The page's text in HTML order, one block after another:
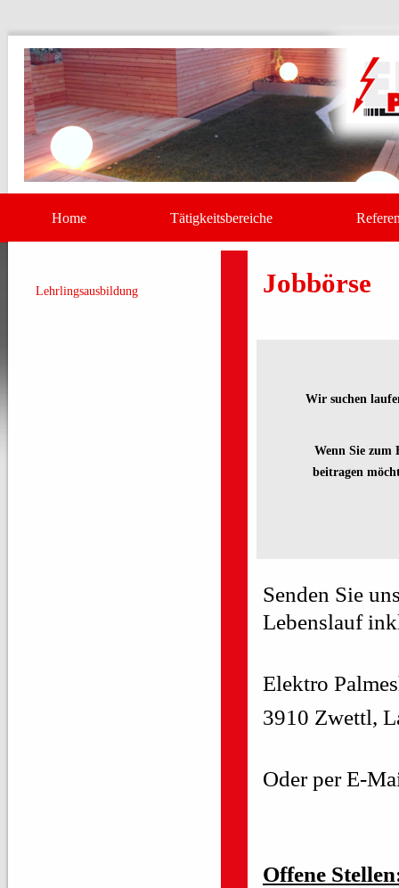
Home Tätigkeitsbereiche
Lehrlingsausbildung Jobbörse
Wir suchen
Wenn Sie zum
beitragen
Senden Sie
Lebenslauf
Elektro
3910 Zwettl,
Oder per E-
Offene